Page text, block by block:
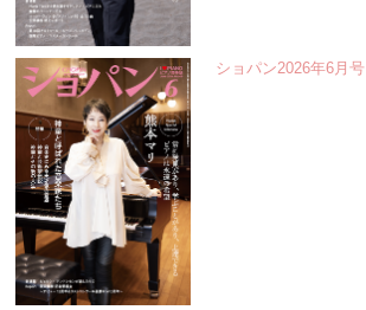
ショパン2026年6月号